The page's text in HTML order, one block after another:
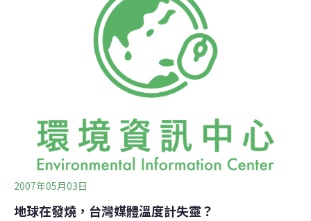
羚羊應已中彈；節目宣稱，打獵是所費不貲的「貴族運
動」；節目網站聲稱「（打獵）過程中情緒的高低起伏，
現在回想起來還真是耐人尋味，難怪會有那麼多的歐美人
士如此鍾情於這項運動……」（以上文字摘自該節目網
頁）最後，羚羊成了盤中飧，一群人高談今日戰果。上述
過程播出近二十分鐘 。坐在電視機前面的我，只覺不寒而
的朋友們一記耳光。
2007年05月03日
地球在發燒，台灣媒體溫度計失靈？